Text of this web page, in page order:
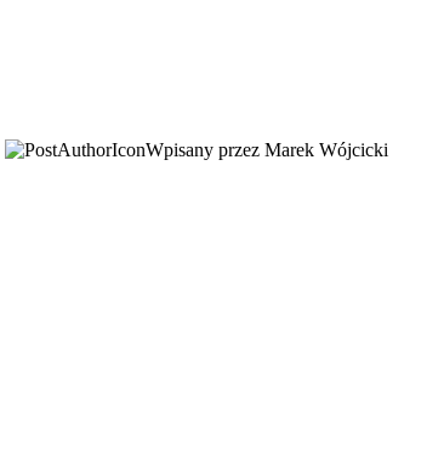
Wpisany przez Marek Wójcicki